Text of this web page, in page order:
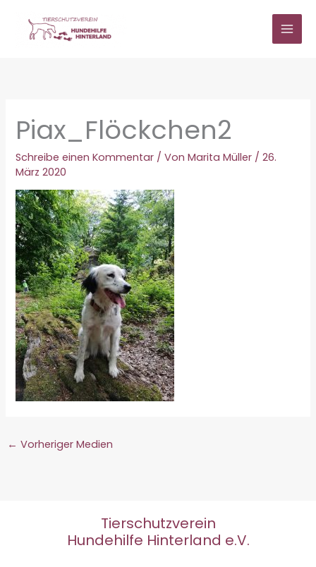
springen
Piax_Flöckchen2
Schreibe einen Kommentar / VonMarita Müller /26.
März 2020
← Vorheriger Medien
Tierschutzverein
Hundehilfe Hinterland e.V.